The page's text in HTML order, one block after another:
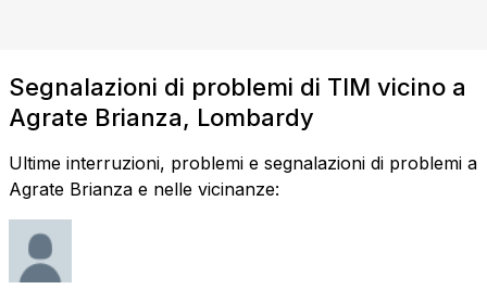
Segnalazioni di problemi di TIM vicino a
Agrate Brianza, Lombardy
Ultime interruzioni, problemi e segnalazioni di problemi a
Agrate Brianza e nelle vicinanze: